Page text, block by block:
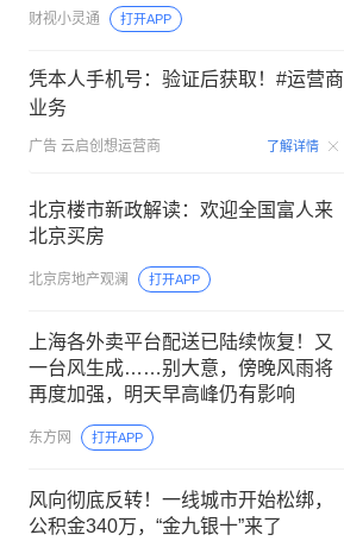
财视小灵通 打开APP
凭本人手机号：验证后获取！#运营商
业务
广告 云启创想运营商 了解详情
北京楼市新政解读：欢迎全国富人来
北京买房
北京房地产观澜 打开APP
上海各外卖平台配送已陆续恢复！又
一台风生成……别大意，傍晚风雨将
再度加强，明天早高峰仍有影响
东方网 打开APP
风向彻底反转！一线城市开始松绑，
公积金340万，“金九银十”来了